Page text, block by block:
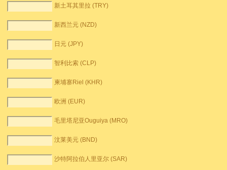
新土耳其里拉 (TRY)
新西兰元 (NZD)
日元 (JPY)
智利比索 (CLP)
柬埔寨Riel (KHR)
欧洲 (EUR)
毛里塔尼亚Ouguiya (MRO)
汶莱美元 (BND)
沙特阿拉伯人里亚尔 (SAR)